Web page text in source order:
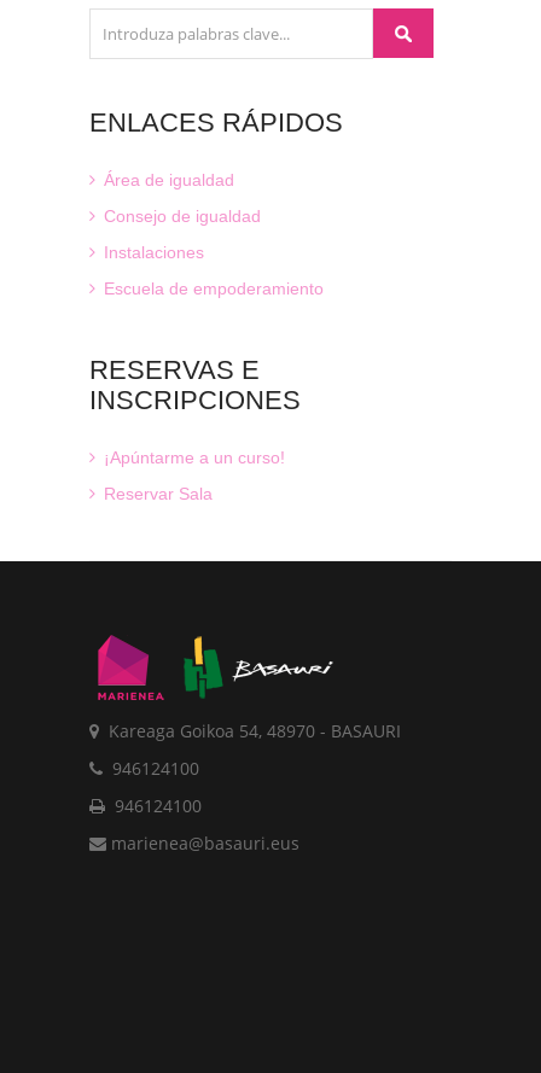
ENLACES RÁPIDOS
Área de igualdad
Consejo de igualdad
Instalaciones
Escuela de empoderamiento
RESERVAS E
INSCRIPCIONES
¡Apúntarme a un curso!
Reservar Sala
Kareaga Goikoa 54, 48970 - BASAURI
946124100
946124100
marienea@basauri.eus